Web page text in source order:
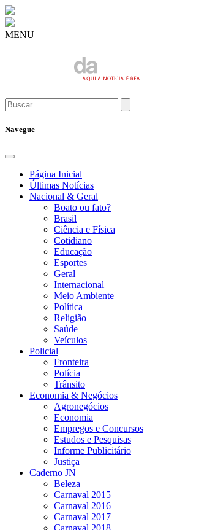
MENU
Navegue
Página Inicial
Últimas Notícias
Nacional & Geral
Boato ou fato?
Brasil
Ciência e Física
Cotidiano
Educação
Esportes
Geral
Internacional
Meio Ambiente
Política
Religião
Saúde
Veículos
Policial
Fronteira
Polícia
Trânsito
Economia & Negócios
Agronegócios
Economia
Empregos e Concursos
Estudos e Pesquisas
Informe Publicitário
Justiça
Caderno JN
Beleza
Carnaval 2015
Carnaval 2016
Carnaval 2017